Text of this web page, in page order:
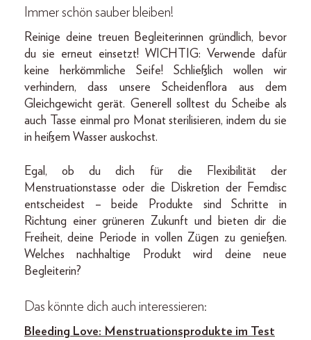
Immer schön sauber bleiben!
Reinige deine treuen Begleiterinnen gründlich, bevor
du sie erneut einsetzt! WICHTIG: Verwende dafür
keine herkömmliche Seife! Schließlich wollen wir
verhindern, dass unsere Scheidenflora aus dem
Gleichgewicht gerät. Generell solltest du Scheibe als
auch Tasse einmal pro Monat sterilisieren, indem du sie
in heißem Wasser auskochst.
Egal, ob du dich für die Flexibilität der
Menstruationstasse oder die Diskretion der Femdisc
entscheidest – beide Produkte sind Schritte in
Richtung einer grüneren Zukunft und bieten dir die
Freiheit, deine Periode in vollen Zügen zu genießen.
Welches nachhaltige Produkt wird deine neue
Begleiterin?
Das könnte dich auch interessieren:
Bleeding Love: Menstruationsprodukte im Test